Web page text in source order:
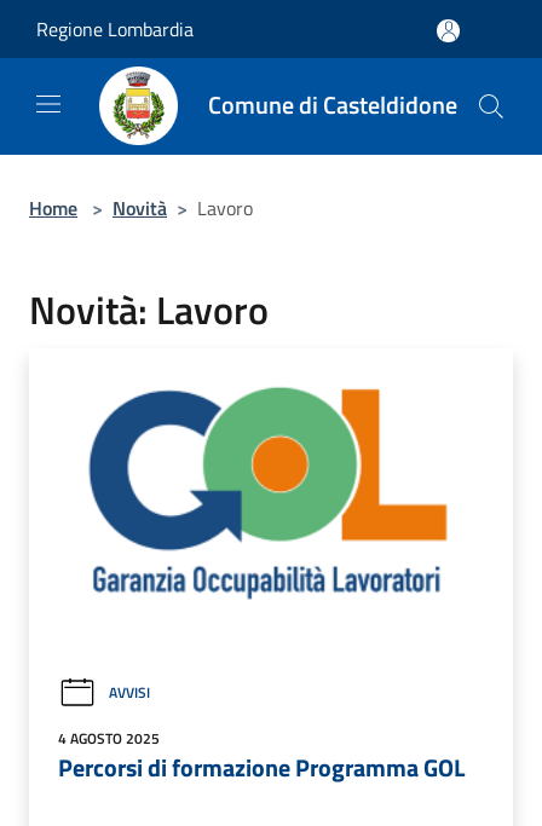
Regione Lombardia
Comune di Casteldidone
Home > Novità > Lavoro
Novità: Lavoro
AVVISI
4 AGOSTO 2025
Percorsi di formazione Programma GOL